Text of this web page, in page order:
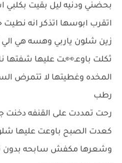
بحضني ودنيه ليل بقيت بكلبي
اتقرب ابوسها اتذكر انه نطيت
زين شلون ياربي وهسه هي الي
ثكلت باوعـ👀ـت عليها
المخده وغطيتها لا تتمرض
رطب
رحت تمددت على القنفه دخنت
كعدت الصبح باوعت عليها
وشعرها مكفش سابحه